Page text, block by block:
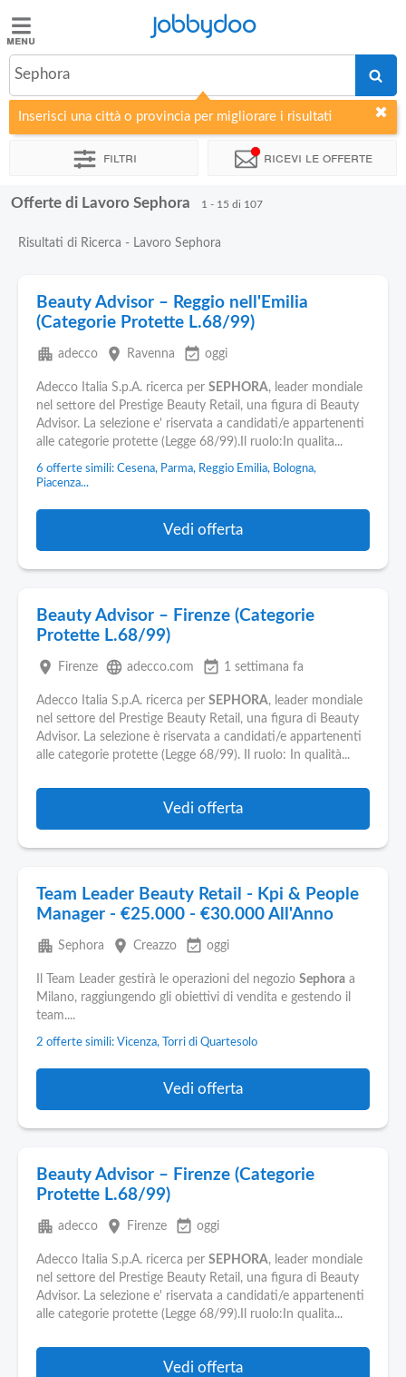
Jobbydoo
Offerte
di
lavoro
Elenco
Blog
Pubblica
Offerte
Area
Jobbydoo
Sephora
Inserisci una città o provincia per migliorare i risultati
Filtri Ricevi le offerte
Offerte di Lavoro Sephora 1 - 15 di 107
Risultati di Ricerca - Lavoro Sephora
Beauty Advisor – Reggio nell'Emilia
(Categorie Protette L.68/99)
apartment adecco place Ravenna event_available oggi
Adecco Italia S.p.A. ricerca per SEPHORA, leader mondiale
nel settore del Prestige Beauty Retail, una figura di Beauty
Advisor. La selezione e' riservata a candidati/e appartenenti
alle categorie protette (Legge 68/99).Il ruolo:In qualita...
6 offerte simili: Cesena, Parma, Reggio Emilia, Bologna,
Piacenza...
Vedi offerta
Beauty Advisor – Firenze (Categorie
Protette L.68/99)
place Firenze language adecco.com event_available 1 settimana fa
Adecco Italia S.p.A. ricerca per SEPHORA, leader mondiale
nel settore del Prestige Beauty Retail, una figura di Beauty
Advisor. La selezione è riservata a candidati/e appartenenti
alle categorie protette (Legge 68/99). Il ruolo: In qualità...
Vedi offerta
Team Leader Beauty Retail - Kpi & People
Manager - €25.000 - €30.000 All'Anno
apartment Sephora place Creazzo event_available oggi
Il Team Leader gestirà le operazioni del negozio Sephora a
Milano, raggiungendo gli obiettivi di vendita e gestendo il
team....
2 offerte simili: Vicenza, Torri di Quartesolo
Vedi offerta
Beauty Advisor – Firenze (Categorie
Protette L.68/99)
apartment adecco place Firenze event_available oggi
Adecco Italia S.p.A. ricerca per SEPHORA, leader mondiale
nel settore del Prestige Beauty Retail, una figura di Beauty
Advisor. La selezione e' riservata a candidati/e appartenenti
alle categorie protette (Legge 68/99).Il ruolo:In qualita...
Vedi offerta